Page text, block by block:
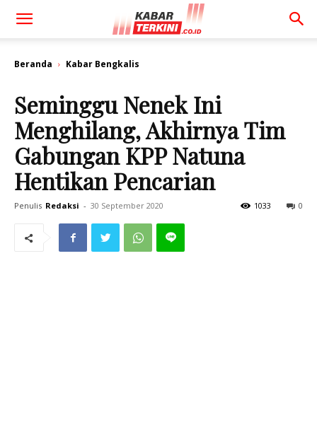
Beranda Kabar Bengkalis
Seminggu Nenek Ini
Menghilang, Akhirnya Tim
Gabungan KPP Natuna
Hentikan Pencarian
Penulis Redaksi - 30 September 2020 0
1033